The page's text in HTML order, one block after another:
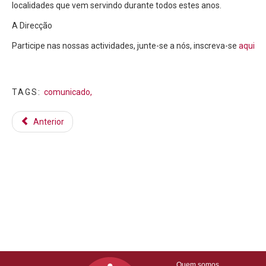
localidades que vem servindo durante todos estes anos.
A Direcção
Participe nas nossas actividades, junte-se a nós, inscreva-se aqui
TAGS: comunicado,
Anterior